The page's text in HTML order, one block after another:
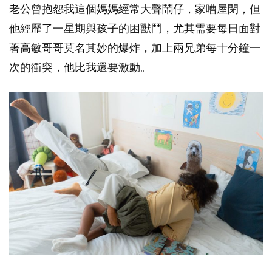
老公曾抱怨我這個媽媽經常大聲鬧仔，家嘈屋閉，但
他經歷了一星期與孩子的困獸鬥，尤其需要每日面對
著高敏哥哥莫名其妙的爆炸，加上兩兄弟每十分鐘一
次的衝突，他比我還要激動。